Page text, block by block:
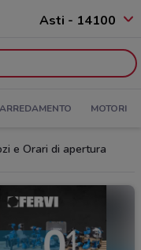
Asti - 14100
ARREDAMENTO MOTORI
e Orari di apertura